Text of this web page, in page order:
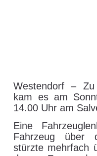
Westendorf – Zu
kam es am
14.00 Uhr am
Eine
Fahrzeug über
stürzte mehrfach